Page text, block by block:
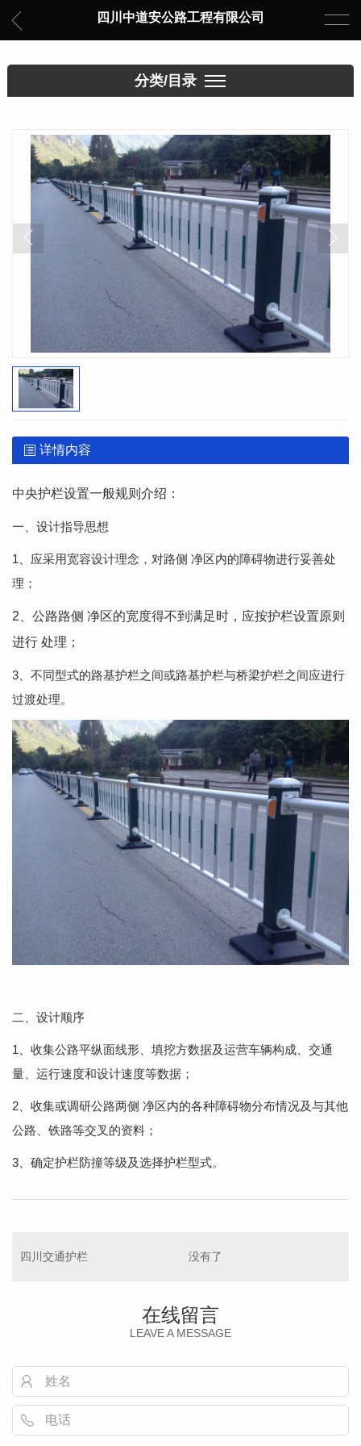
四川中道安公路工程有限公司
分类/目录
详情内容
中央护栏设置一般规则介绍：
一、设计指导思想
1、应采用宽容设计理念，对路侧 净区内的障碍物进行妥善处
理；
2、公路路侧 净区的宽度得不到满足时，应按护栏设置原则
进行 处理；
3、不同型式的路基护栏之间或路基护栏与桥梁护栏之间应进行
过渡处理。
二、设计顺序
1、收集公路平纵面线形、填挖方数据及运营车辆构成、交通
量、运行速度和设计速度等数据；
2、收集或调研公路两侧 净区内的各种障碍物分布情况及与其他
公路、铁路等交叉的资料；
3、确定护栏防撞等级及选择护栏型式。
四川交通护栏 没有了
在线留言
LEAVE A MESSAGE